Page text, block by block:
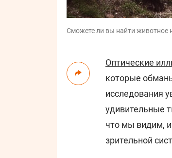
Сможете ли вы найти животное
Оптические
которые
исследования
удивительные
что мы видим,
зрительной